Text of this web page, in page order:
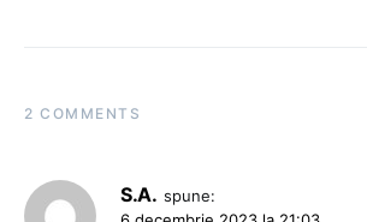
2 COMMENTS
S.A. spune: